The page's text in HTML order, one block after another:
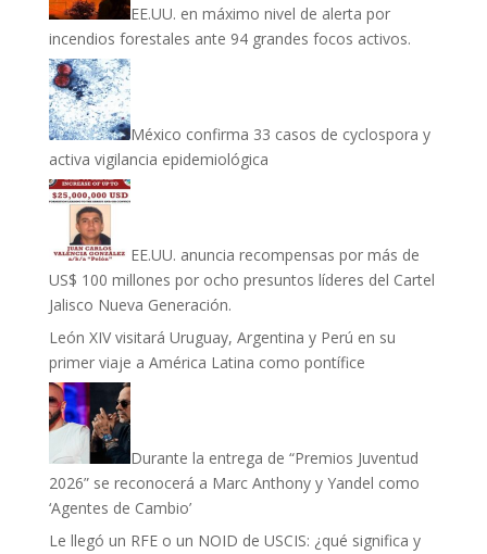
EE.UU. en máximo nivel de alerta por
incendios forestales ante 94 grandes focos activos.
México confirma 33 casos de cyclospora y
activa vigilancia epidemiológica
EE.UU. anuncia recompensas por más de
US$ 100 millones por ocho presuntos líderes del Cartel
Jalisco Nueva Generación.
León XIV visitará Uruguay, Argentina y Perú en su
primer viaje a América Latina como pontífice
Durante la entrega de “Premios Juventud
2026” se reconocerá a Marc Anthony y Yandel como
‘Agentes de Cambio’
Le llegó un RFE o un NOID de USCIS: ¿qué significa y